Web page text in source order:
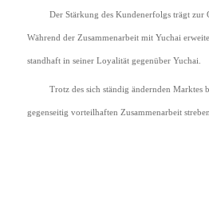
Der Stärkung des Kundenerfolgs trägt zur
Während der Zusammenarbeit mit Yuchai
standhaft in seiner Loyalität gegenüber Yuchai.
Trotz des sich ständig ändernden
gegenseitig vorteilhaften Zusammenarbeit streben.